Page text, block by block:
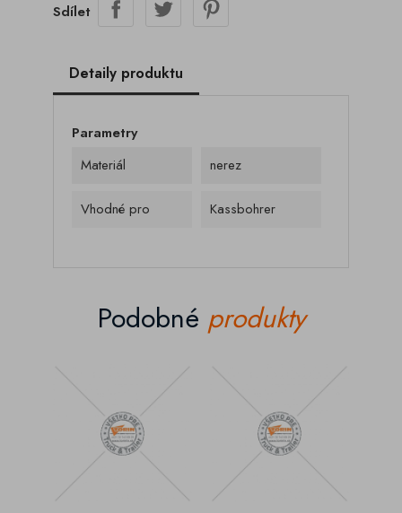
Sdílet
Detaily produktu
Parametry
Materiál
nerez
Vhodné pro Kassbohrer
Podobné produkty